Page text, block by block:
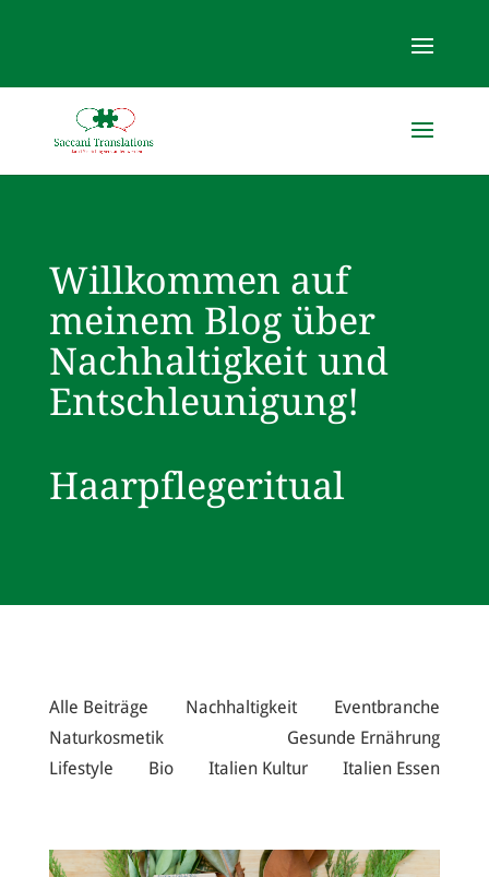
Willkommen auf
meinem Blog über
Nachhaltigkeit und
Entschleunigung!
Haarpflegeritual
Alle Beiträge Nachhaltigkeit
Eventbranche
Naturkosmetik
Gesunde Ernährung
Lifestyle
Bio Italien Kultur Italien Essen